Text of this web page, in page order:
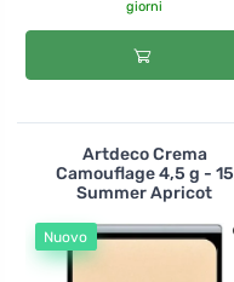
giorni
Artdeco Crema
Camouflage 4,5 g - 15
Summer Apricot
Nuovo